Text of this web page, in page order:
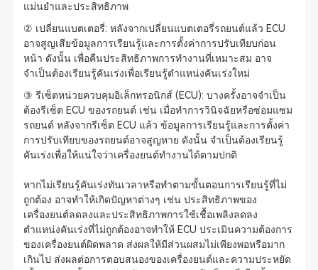
แม่นยำและประสิทธิภาพ
② เปลี่ยนแบตเตอรี่: หลังจากเปลี่ยนแบตเตอรี่รถยนต์แล้ว ECU
อาจสูญเสียข้อมูลการเรียนรู้และการตั้งค่าการปรับเทียบก่อน
หน้า ดังนั้น เพื่อคืนประสิทธิภาพการทำงานที่เหมาะสม อาจ
จำเป็นต้องเรียนรู้คันเร่งเพื่อเรียนรู้ตำแหน่งคันเร่งใหม่
③ รีเซ็ตหน่วยควบคุมอิเล็กทรอนิกส์ (ECU): บางครั้งอาจจำเป็น
ต้องรีเซ็ต ECU ของรถยนต์ เช่น เมื่อทำการวินิจฉัยหรือซ่อมแซม
รถยนต์ หลังจากรีเซ็ต ECU แล้ว ข้อมูลการเรียนรู้และการตั้งค่า
การปรับเทียบของรถยนต์อาจสูญหาย ดังนั้น จำเป็นต้องเรียนรู้
คันเร่งเพื่อให้แน่ใจว่าเครื่องยนต์ทำงานได้ตามปกติ
หากไม่เรียนรู้คันเร่งทันเวลาหรือทำตามขั้นตอนการเรียนรู้ที่ไม่
ถูกต้อง อาจทำให้เกิดปัญหาต่างๆ เช่น ประสิทธิภาพของ
เครื่องยนต์ลดลงและประสิทธิภาพการใช้เชื้อเพลิงลดลง
ตำแหน่งคันเร่งที่ไม่ถูกต้องอาจทำให้ ECU ประเมินความต้องการ
ของเครื่องยนต์ผิดพลาด ส่งผลให้มีส่วนผสมไม่เพียงพอหรือมาก
เกินไป ส่งผลต่อการตอบสนองของเครื่องยนต์และความประหยัด